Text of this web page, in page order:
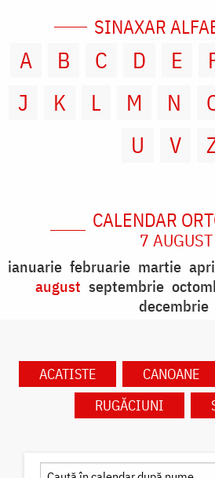
SINAXAR
A B C D E
J
K L M N
U
V
CALENDAR
7 AUGUST
ianuarie februarie martie
august septembrie
decembrie
ACATISTE CANOANE
RUGĂCIUNI